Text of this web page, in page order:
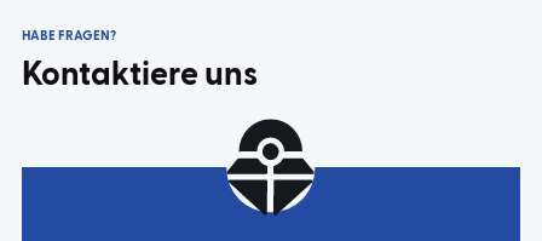
HABE FRAGEN?
Kontaktiere uns